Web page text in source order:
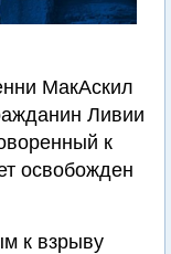
МакАскил
Ливии
к
освобожден
к взрыву